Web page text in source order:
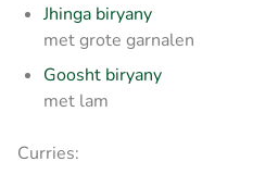
Jhinga biryany
met grote garnalen
Goosht biryany
met lam
Curries: